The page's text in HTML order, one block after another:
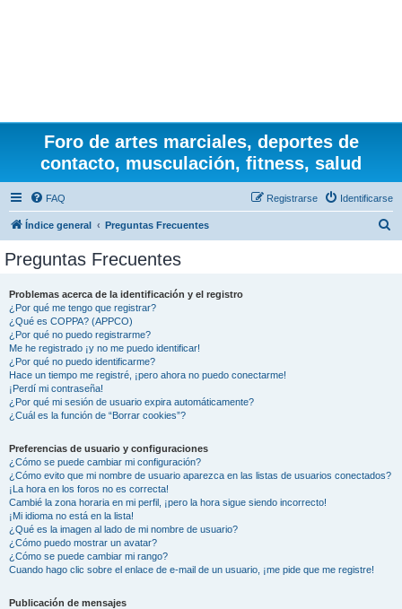
Foro de artes marciales, deportes de
contacto, musculación, fitness, salud
FAQ Identificarse
Registrarse
Índice general Preguntas Frecuentes
Preguntas Frecuentes
Problemas acerca de la identificación y el registro
¿Por qué me tengo que registrar?
¿Qué es COPPA? (APPCO)
¿Por qué no puedo registrarme?
Me he registrado ¡y no me puedo identificar!
¿Por qué no puedo identificarme?
Hace un tiempo me registré, ¡pero ahora no puedo conectarme!
¡Perdí mi contraseña!
¿Por qué mi sesión de usuario expira automáticamente?
¿Cuál es la función de “Borrar cookies”?
Preferencias de usuario y configuraciones
¿Cómo se puede cambiar mi configuración?
¿Cómo evito que mi nombre de usuario aparezca en las listas de usuarios conectados?
¡La hora en los foros no es correcta!
Cambié la zona horaria en mi perfil, ¡pero la hora sigue siendo incorrecto!
¡Mi idioma no está en la lista!
¿Qué es la imagen al lado de mi nombre de usuario?
¿Cómo puedo mostrar un avatar?
¿Cómo se puede cambiar mi rango?
Cuando hago clic sobre el enlace de e-mail de un usuario, ¡me pide que me registre!
Publicación de mensajes